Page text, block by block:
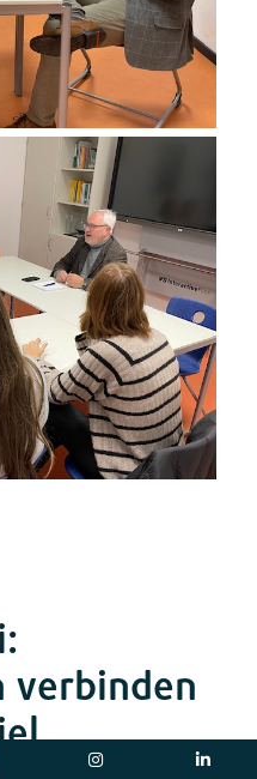
verbinden
SOZIALES ENGAGEMENT